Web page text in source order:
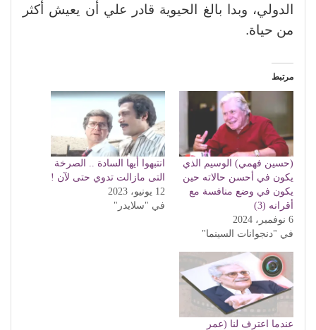
الدولي، وبدا بالغ الحيوية قادر علي أن يعيش أكثر
من حياة.
مرتبط
(حسين فهمي) الوسيم الذي
يكون في أحسن حالاته حين
يكون في وضع منافسة مع
أقرانه (3)
6 نوفمبر، 2024
في "دنجوانات السينما"
انتبهوا أيها السادة .. الصرخة
التى مازالت تدوي حتى لآن !
12 يونيو، 2023
في "سلايدر"
عندما اعترف لنا (عمر